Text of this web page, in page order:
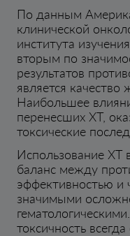
По данным
клинической
института
вторым по
результатов
является
Наибольшее
перенесших ХТ,
токсические
Использование ХТ
баланс между
эффективностью и
значимыми
токсичность